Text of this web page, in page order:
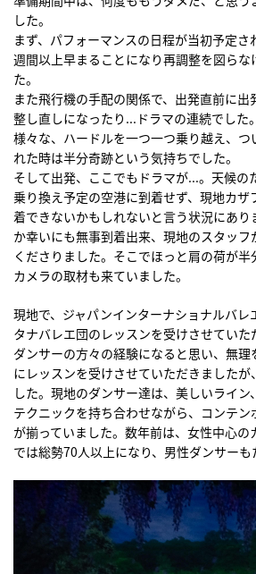
した。
まず、パフォーマンスの日程が当初予定
週間以上早まることになり再調整を図らな
た。
また飛行機の手配の関係で、出発直前に出
整し直しになったり...ドラマの連続でした。
様々な、ハードルを一つ一つ乗り越え、つ
れた時は半分奇跡という気持ちでした。
そして出発、ここでもドラマが...。天候の
乗り換え予定の空港に到着せず、現地カザ
着できないかもしれないと言う状況にあり
か幸いにも無事到着出来、現地のスタッフ
くださりました。そこでほっと肩の荷が
カメラの取材も来ていました。
現地で、ジャパンインターナショナルバレ
タナバレエ団のレッスンを受けさせていた
ダンサーの方々の経験になると思い、無
にレッスンを受けさせていただきました
した。現地のダンサー達は、美しいライ
テクニックを持ち合わせながら、コンテン
が揃っていました。数年前は、女性中心の
では総勢70人以上になり、男性ダンサーも